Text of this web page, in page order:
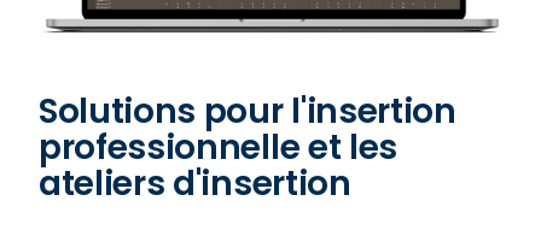
Solutions pour l'insertion
professionnelle et les
ateliers d'insertion